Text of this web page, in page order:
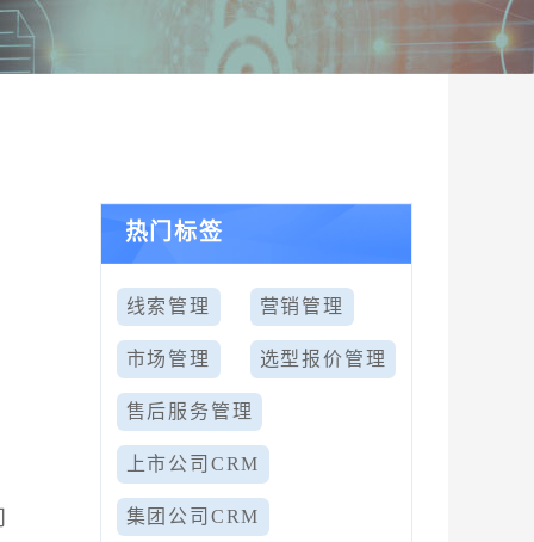
热门标签
线索管理 营销管理
市场管理 选型报价管理
售后服务管理
上市公司CRM
集团公司CRM